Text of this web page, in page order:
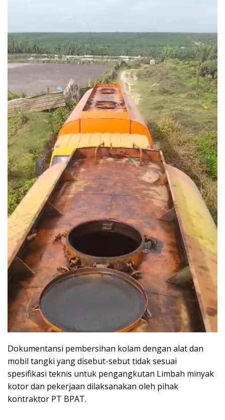
Dokumentansi pembersihan kolam dengan alat dan
mobil tangki yang disebut-sebut tidak sesuai
spesifikasi teknis untuk pengangkutan Limbah minyak
kotor dan pekerjaan dilaksanakan oleh pihak
kontraktor PT BPAT.